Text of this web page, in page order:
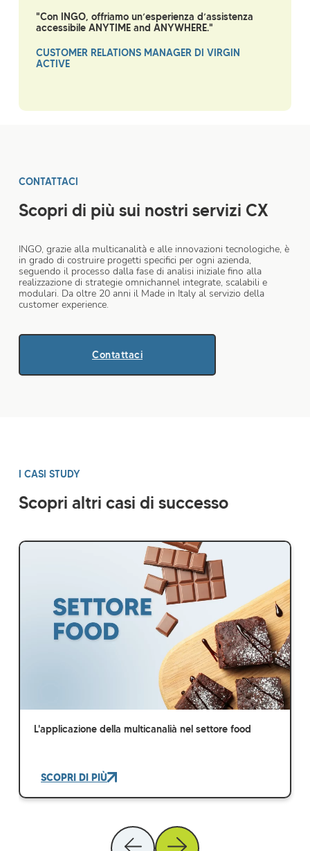
"Con INGO, offriamo un’esperienza d’assistenza
accessibile ANYTIME and ANYWHERE."
CUSTOMER RELATIONS MANAGER DI VIRGIN
ACTIVE
CONTATTACI
Scopri di più sui nostri servizi CX
INGO, grazie alla multicanalità e alle innovazioni tecnologiche, è
in grado di costruire progetti specifici per ogni azienda,
seguendo il processo dalla fase di analisi iniziale fino alla
realizzazione di strategie omnichannel integrate, scalabili e
modulari. Da oltre 20 anni il Made in Italy al servizio della
customer experience.
Contattaci
I CASI STUDY
Scopri altri casi di successo
L'applicazione della multicanalià nel settore food
SCOPRI DI PIÙ